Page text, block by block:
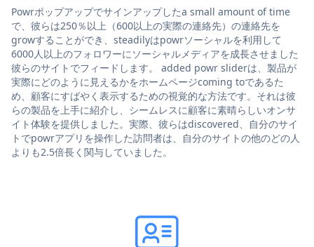
Powrポップアップでサインアップしたa small amount of time
で、彼らは250％以上（600以上の実際の連絡先）の連絡先を
growすることができ、steadilyはpowrソーシャルを利用して
6000人以上のフォロワーにソーシャルメディアを成長させました
彼らのサイトでフィードします。 added powr sliderは、製品が
実際にどのように見えるかをホームページcoming toであるた
め、顧客にすばやく表示するための視覚的な方法です。それは彼
らの製品を上手に紹介し、シームレスに顧客に素晴らしいオンサ
イト体験を提供しました。実際、彼らはdiscovered、自分のサイ
トでpowrアプリを操作した訪問者は、自分のサイトの他のどの人
よりも2.5倍長く関与していました。